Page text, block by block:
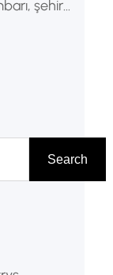
şehir
ve
tercih
bireysel
Search